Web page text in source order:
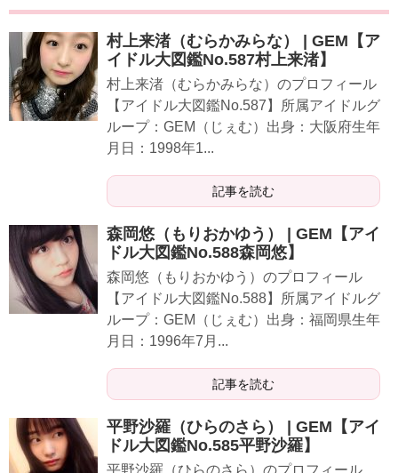
村上来渚（むらかみらな） | GEM【ア
イドル大図鑑No.587村上来渚】
村上来渚（むらかみらな）のプロフィール
【アイドル大図鑑No.587】所属アイドルグ
ループ：GEM（じぇむ）出身：大阪府生年
月日：1998年1...
記事を読む
森岡悠（もりおかゆう） | GEM【アイ
ドル大図鑑No.588森岡悠】
森岡悠（もりおかゆう）のプロフィール
【アイドル大図鑑No.588】所属アイドルグ
ループ：GEM（じぇむ）出身：福岡県生年
月日：1996年7月...
記事を読む
平野沙羅（ひらのさら） | GEM【アイ
ドル大図鑑No.585平野沙羅】
平野沙羅（ひらのさら）のプロフィール